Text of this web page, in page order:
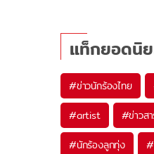
แท็กยอดนิ
#ข่าวนักร้องไทย
#artist #ข่าวส
#นักร้องลูกทุ่ง #